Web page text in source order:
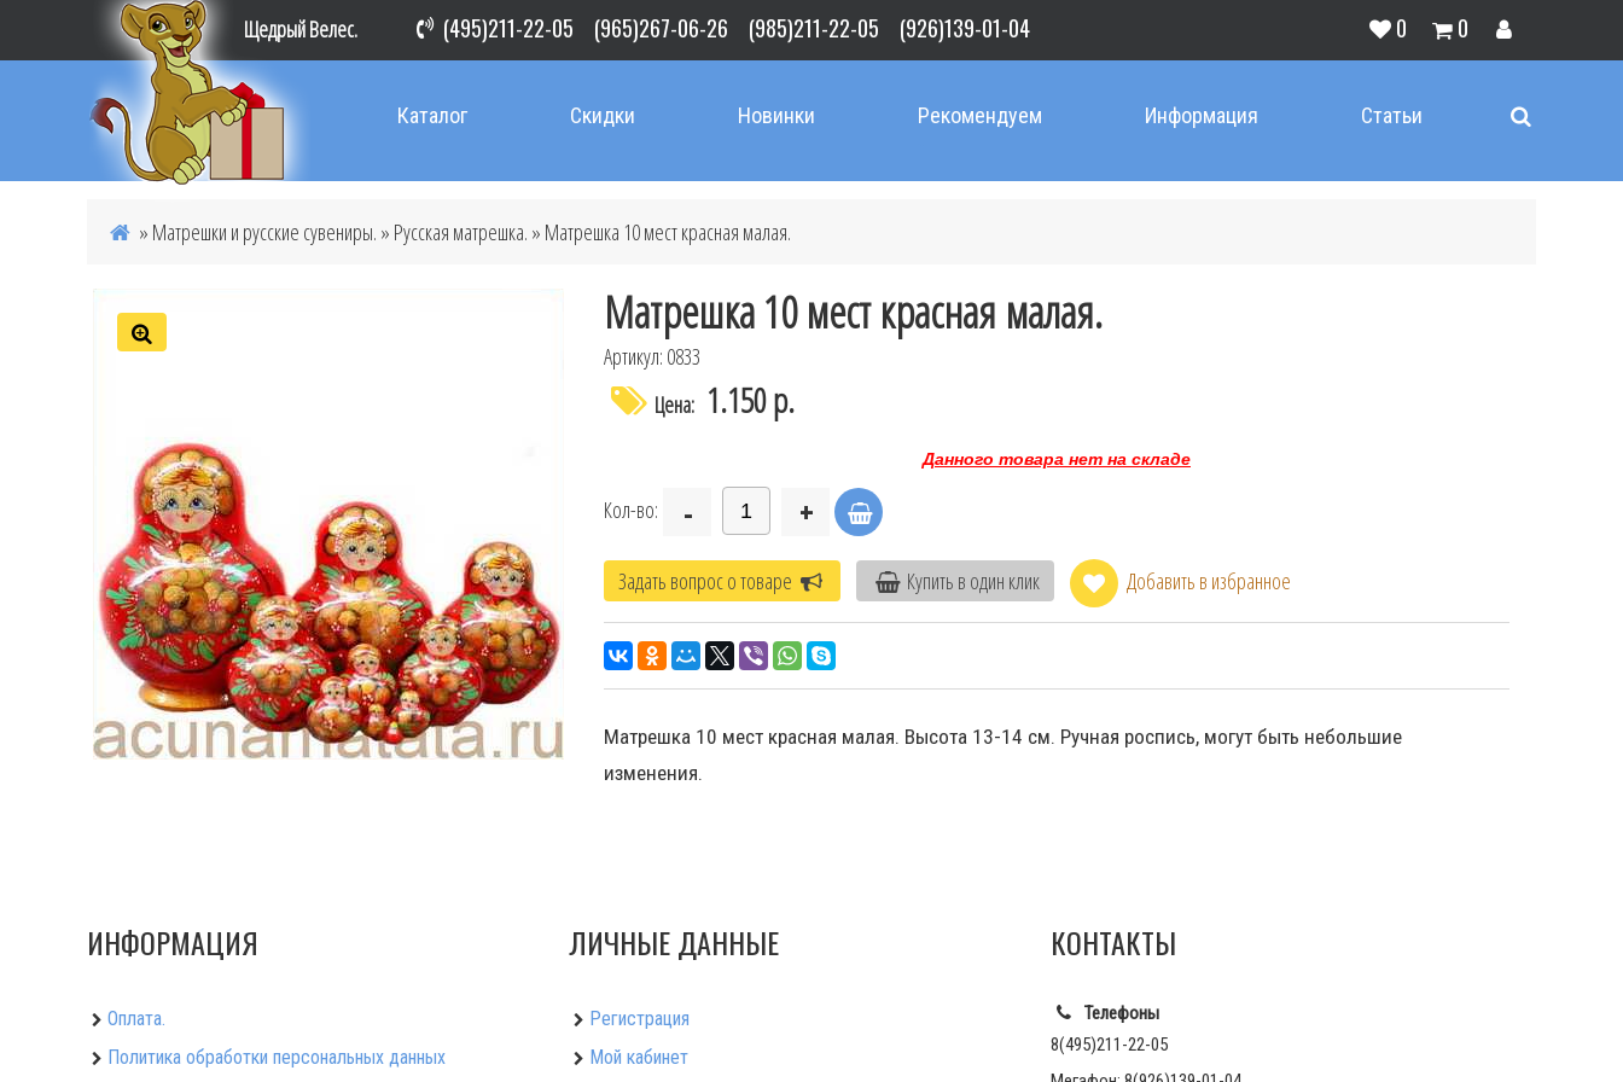
Щедрый Велес. (495)211-22-05 (965)267-06-26 (985)211-22-05 (926)139-01-04 0 0
Каталог Скидки Новинки Рекомендуем Информация Статьи
» Матрешки и русские сувениры. » Русская матрешка. » Матрешка 10 мест красная малая.
Матрешка 10 мест красная малая.
Артикул: 0833
Цена: 1.150 р.
Данного товара нет на складе
Кол-во: - +
Задать вопрос о товаре Купить в один клик Добавить в избранное
Матрешка 10 мест красная малая. Высота 13-14 см. Ручная роспись, могут быть небольшие
изменения.
ИНФОРМАЦИЯ
Оплата.
Политика обработки персональных данных
ЛИЧНЫЕ ДАННЫЕ
Регистрация
Мой кабинет
КОНТАКТЫ
Телефоны
8(495)211-22-05